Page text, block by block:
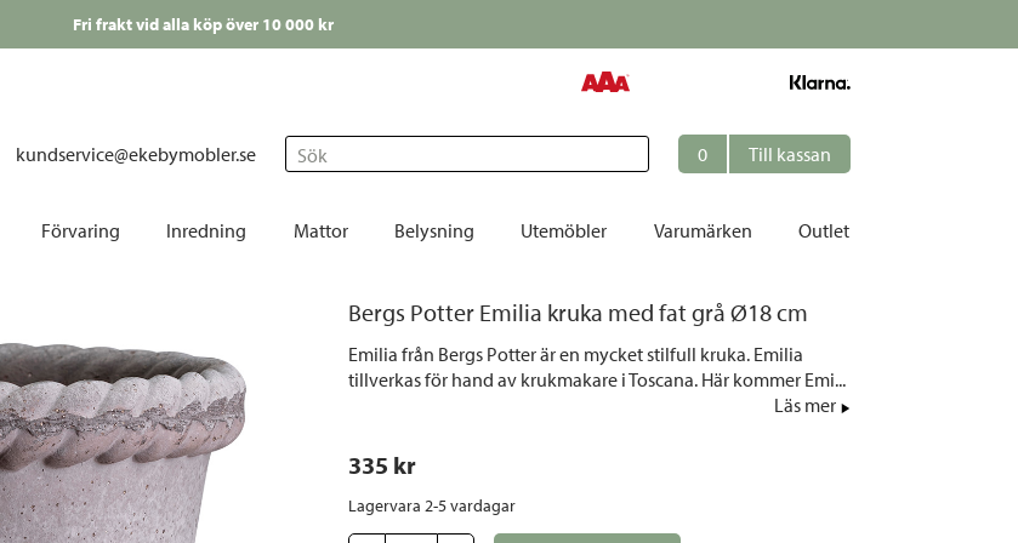
frakt vid alla köp över 10 000 kr
kundservice@ekebymobler.se Sök 0 Till kassan
sängar
Förvaring
Hallmöbler
Hyllor
Korgar | Lådor | Väskor
Mediabänkar | TV-bänkar
Skåp | Sideboard
Inredning
Duka | Servera
Gardiner
Handdukar
Påsk
Jul
Mattor
Små mattor
Stora | mellanstora mattor
Utomhusmattor
Belysning
Fönsterlampor
Glödlampor
Lampskärmar
Plafonder
Utemöbler
Caféset
Dekoration
Hammockar
Varumärken Outlet
Bergs Potter Emilia kruka med fat grå Ø18 cm
Emilia från Bergs Potter är en mycket stilfull kruka. Emilia
tillverkas för hand av krukmakare i Toscana. Här kommer Emi...
Läs mer
335 kr
Lagervara 2-5 vardagar